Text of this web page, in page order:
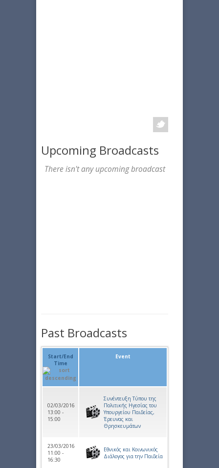
Upcoming Broadcasts
There isn't any upcoming broadcast
Past Broadcasts
Start/End
Time
Event
02/03/2016
13:00 -
15:00
Συνέντευξη Τύπου της
Πολιτικής Ηγεσίας του
Υπουργείου Παιδείας,
Έρευνας και
Θρησκευμάτων
23/03/2016
11:00 -
16:30
Εθνικός και Κοινωνικός
Διάλογος για την Παιδεία